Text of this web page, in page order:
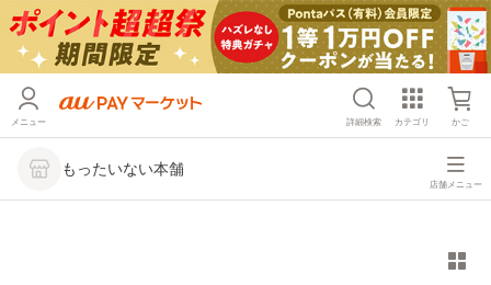
メニュー 詳細検索 カテゴリ かご
もったいない本舗
店舗メニュー